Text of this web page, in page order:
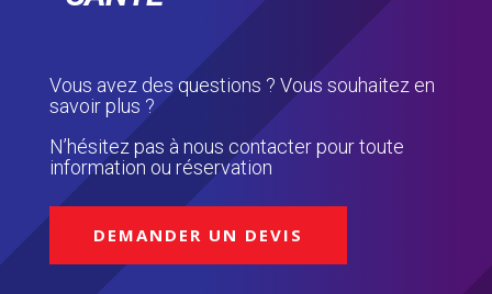
e
e
s
a
n
t
é
o
Vous avez des questions ? Vous souhaitez en
savoir plus ?
N’hésitez pas à nous contacter pour toute
information ou réservation
DEMANDER UN DEVIS